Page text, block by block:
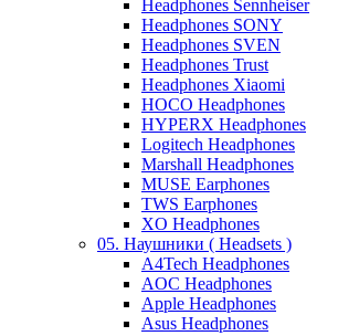
Headphones Sennheiser
Headphones SONY
Headphones SVEN
Headphones Trust
Headphones Xiaomi
HOCO Headphones
HYPERX Headphones
Logitech Headphones
Marshall Headphones
MUSE Earphones
TWS Earphones
XO Headphones
05. Наушники ( Headsets )
A4Tech Headphones
AOC Headphones
Apple Headphones
Asus Headphones